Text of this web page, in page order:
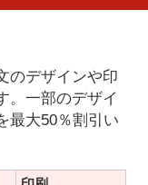
のデザインや印
。一部のデザイ
最大50％割引い